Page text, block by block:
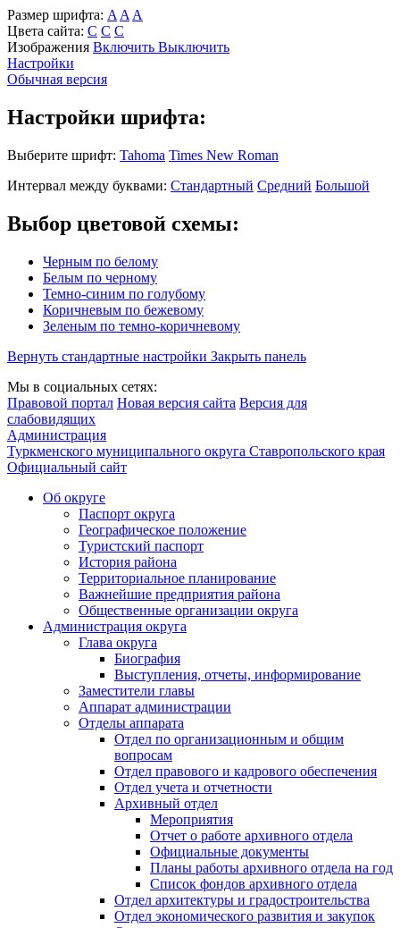
Размер шрифта: A A A
Цвета сайта: С С С
Изображения Включить Выключить
Настройки
Обычная версия
Настройки шрифта:
Выберите шрифт: Tahoma Times New Roman
Интервал между буквами: Стандартный Средний Большой
Выбор цветовой схемы:
Черным по белому
Белым по черному
Темно-синим по голубому
Коричневым по бежевому
Зеленым по темно-коричневому
Вернуть стандартные настройки Закрыть панель
Мы в социальных сетях:
Правовой портал Новая версия сайта Версия для
слабовидящих
Администрация
Туркменского муниципального округа Ставропольского края
Официальный сайт
Об округе
Паспорт округа
Географическое положение
Туристский паспорт
История района
Территориальное планирование
Важнейшие предприятия района
Общественные организации округа
Администрация округа
Глава округа
Биография
Выступления, отчеты, информирование
Заместители главы
Аппарат администрации
Отделы аппарата
Отдел по организационным и общим
вопросам
Отдел правового и кадрового обеспечения
Отдел учета и отчетности
Архивный отдел
Мероприятия
Отчет о работе архивного отдела
Официальные документы
Планы работы архивного отдела на год
Список фондов архивного отдела
Отдел архитектуры и градостроительства
Отдел экономического развития и закупок